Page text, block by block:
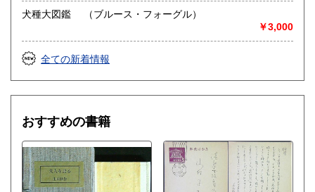
犬種大図鑑 （ブルース・フォーグル）
￥3,000
全ての新着情報
おすすめの書籍